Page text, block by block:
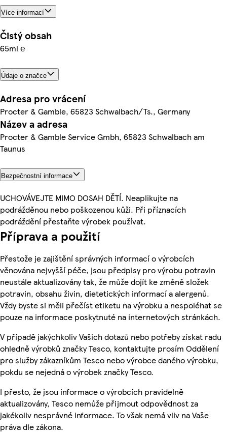
Více informací
Čistý obsah
65ml ℮
Údaje o značce
Adresa pro vrácení
Procter & Gamble, 65823 Schwalbach/Ts., Germany
Název a adresa
Procter & Gamble Service Gmbh, 65823 Schwalbach am
Taunus
Bezpečnostní informace
UCHOVÁVEJTE MIMO DOSAH DĚTÍ. Neaplikujte na
podrážděnou nebo poškozenou kůži. Při příznacích
podráždění přestaňte výrobek používat.
Příprava a použití
Přestože je zajištění správných informací o výrobcích
věnována nejvyšší péče, jsou předpisy pro výrobu potravin
neustále aktualizovány tak, že může dojít ke změně složek
potravin, obsahu živin, dietetických informací a alergenů.
Vždy byste si měli přečíst etiketu na výrobku a nespoléhat se
pouze na informace poskytnuté na internetových stránkách.
V případě jakýchkoliv Vašich dotazů nebo potřeby získat radu
ohledně výrobků značky Tesco, kontaktujte prosím Oddělení
pro služby zákazníkům Tesco nebo výrobce daného výrobku,
pokdu se nejedná o výrobek značky Tesco.
I přesto, že jsou informace o výrobcích pravidelně
aktualizovány, Tesco nemůže přijmout odpovědnost za
jakékoliv nesprávné informace. To však nemá vliv na Vaše
práva dle zákona.